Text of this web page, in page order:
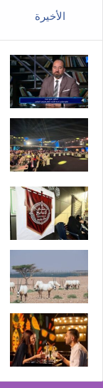
الأخيرة